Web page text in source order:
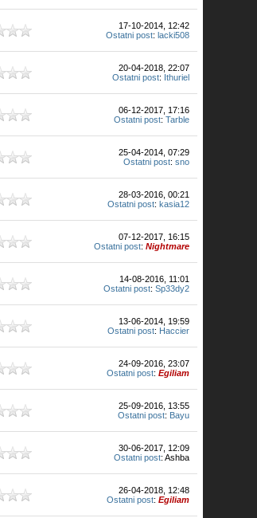
17-10-2014, 12:42
Ostatni post:lacki508
20-04-2018, 22:07
Ostatni post: Ithuriel
06-12-2017, 17:16
Ostatni post:Tarble
25-04-2014, 07:29
Ostatni post:sno
28-03-2016, 00:21
Ostatni post:kasia12
07-12-2017, 16:15
Ostatni post:Nightmare
14-08-2016, 11:01
Ostatni post:Sp33dy2
13-06-2014, 19:59
Ostatni post: Haccier
24-09-2016, 23:07
Ostatni post:Egiliam
25-09-2016, 13:55
Ostatni post: Bayu
30-06-2017, 12:09
Ostatni post: Ashba
26-04-2018, 12:48
Ostatni post:Egiliam